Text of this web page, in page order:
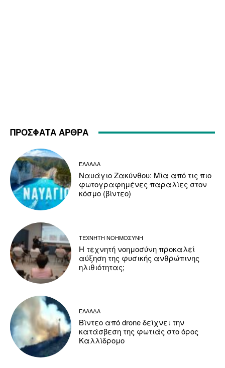
ΠΡΟΣΦΑΤΑ ΑΡΘΡΑ
ΕΛΛΑΔΑ
Ναυάγιο Ζακύνθου: Μία από τις πιο
φωτογραφημένες παραλίες στον
κόσμο (βίντεο)
ΤΕΧΝΗΤΗ ΝΟΗΜΟΣΥΝΗ
Η τεχνητή νοημοσύνη προκαλεί
αύξηση της φυσικής ανθρώπινης
ηλιθιότητας;
ΕΛΛΑΔΑ
Βίντεο από drone δείχνει την
κατάσβεση της φωτιάς στο όρος
Καλλίδρομο